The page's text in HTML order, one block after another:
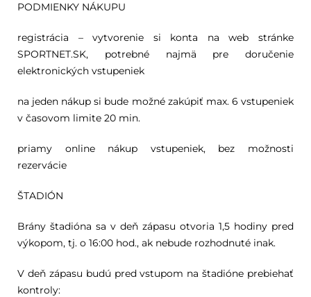
PODMIENKY NÁKUPU
registrácia – vytvorenie si konta na web stránke
SPORTNET.SK, potrebné najmä pre doručenie
elektronických vstupeniek
na jeden nákup si bude možné zakúpiť max. 6 vstupeniek
v časovom limite 20 min.
priamy online nákup vstupeniek, bez možnosti
rezervácie
ŠTADIÓN
Brány štadióna sa v deň zápasu otvoria 1,5 hodiny pred
výkopom, tj. o 16:00 hod., ak nebude rozhodnuté inak.
V deň zápasu budú pred vstupom na štadióne prebiehať
kontroly: